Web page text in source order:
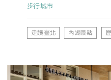
步行城市
走讀臺北 內湖景點